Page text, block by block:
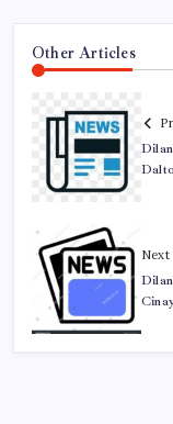
Other Articles
Next
Dilan